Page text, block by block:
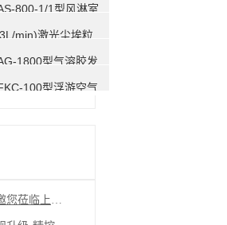
800-1/1型风淋室